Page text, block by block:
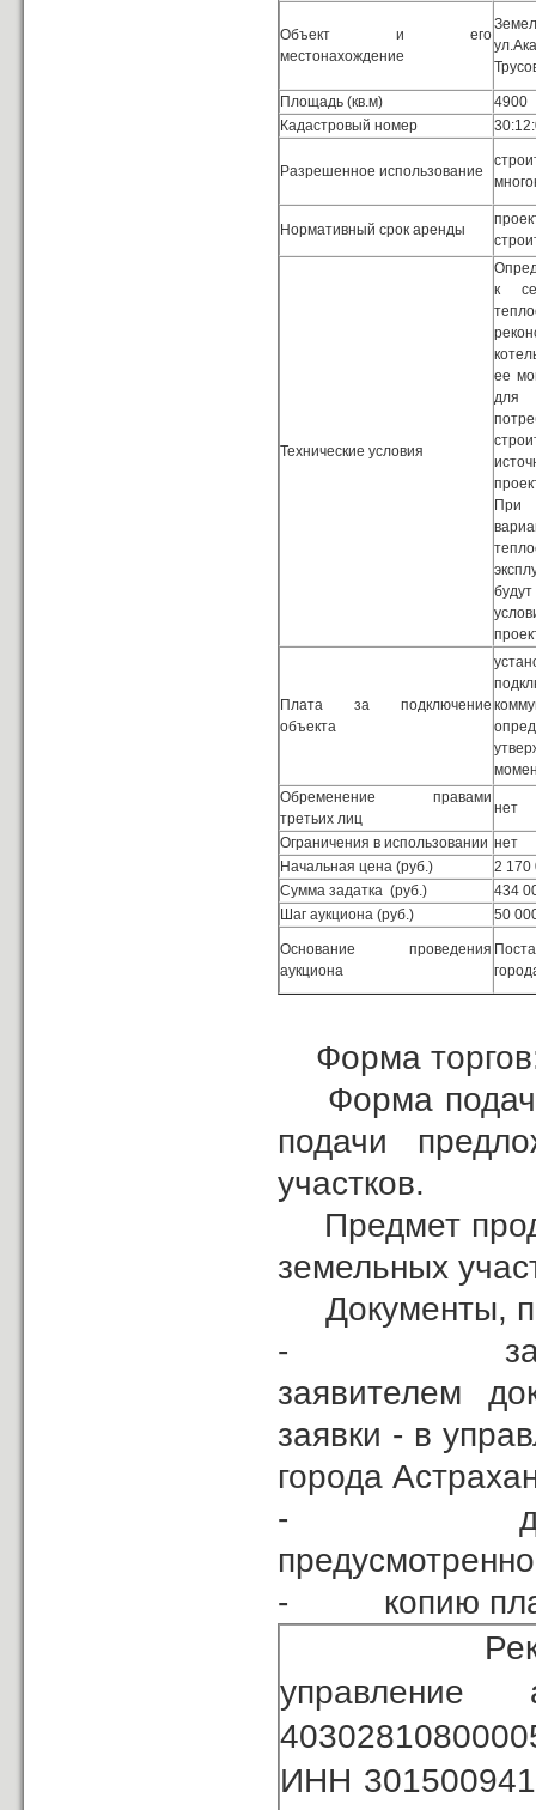
Объект и его
местонахождение
Площадь (кв.м)
4900
Кадастровый номер
Разрешенное использование
Нормативный срок аренды
Технические условия
к
ее
При
Плата за подключение
объекта
Обременение правами
третьих лиц
нет
Ограничения в использовании нет
Начальная цена (руб.)
2 170
Сумма задатка (руб.)
434
Шаг аукциона (руб.)
50
Основание проведения
аукциона
Форма
Форма
подачи
участков.
Предмет
земельных
Документы,
- заявка на
заявителем
заявки - в
города
- договор
- копию
Реквизиты
ИНН